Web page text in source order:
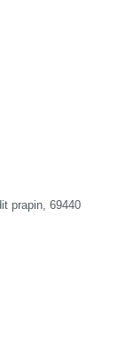
prapin, 69440